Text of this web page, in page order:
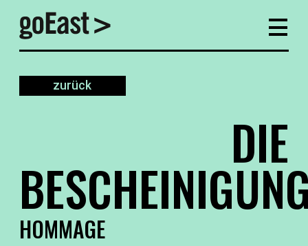
zurück
DIE
HOMMAGE